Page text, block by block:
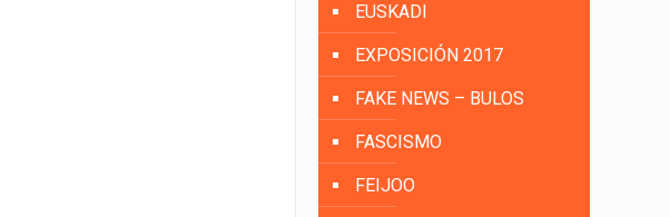
EUSKADI
EXPOSICIÓN 2017
FAKE NEWS – BULOS
FASCISMO
FEIJOO